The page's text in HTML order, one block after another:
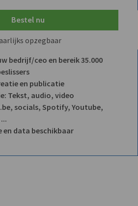
Bestel nu
opzegbaar
bedrijf/ceo en bereik 35.000
en publicatie
Tekst, audio, video
socials, Spotify, Youtube,
data beschikbaar